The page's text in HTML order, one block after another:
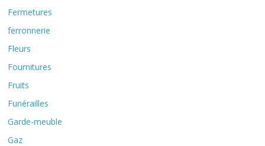
Fermetures
ferronnerie
Fleurs
Fournitures
Fruits
Funérailles
Garde-meuble
Gaz